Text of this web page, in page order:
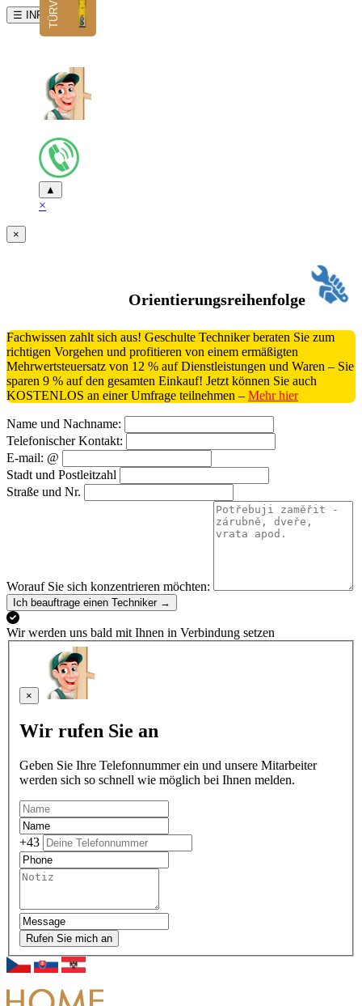
☰ INFO
▲
×
×
Orientierungsreihenfolge
Fachwissen zahlt sich aus! Geschulte Techniker beraten Sie zum
richtigen Vorgehen und profitieren von einem ermäßigten
Mehrwertsteuersatz von 12 % auf Dienstleistungen und Waren – Sie
sparen 9 % auf den gesamten Einkauf! Jetzt können Sie auch
KOSTENLOS an einer Umfrage teilnehmen – Mehr hier
Name und Nachname:
Telefonischer Kontakt:
E-mail: @
Stadt und Postleitzahl
Straße und Nr.
Worauf Sie sich konzentrieren möchten:
Ich beauftrage einen Techniker →
Wir werden uns bald mit Ihnen in Verbindung setzen
×
Wir rufen Sie an
Geben Sie Ihre Telefonnummer ein und unsere Mitarbeiter
werden sich so schnell wie möglich bei Ihnen melden.
+43
Rufen Sie mich an